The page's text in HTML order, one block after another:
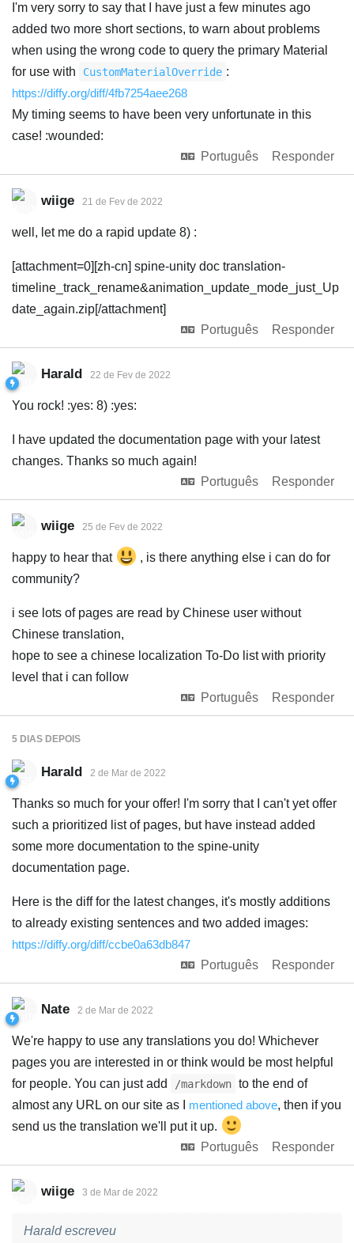
I'm very sorry to say that I have just a few minutes ago
added two more short sections, to warn about problems
when using the wrong code to query the primary Material
for use with
CustomMaterialOverride :
https://diffy.org/diff/4fb7254aee268
My timing seems to have been very unfortunate in this
case! :wounded:
Português
Responder
wiige 21 de Fev de 2022
well, let me do a rapid update 8) :
[attachment=0][zh-cn] spine-unity doc translation-
timeline_track_rename&animation_update_mode_just_Up
date_again.zip[/attachment]
Português
Responder
Harald 22 de Fev de 2022
You rock! :yes: 8) :yes:
I have updated the documentation page with your latest
changes. Thanks so much again!
Português
Responder
wiige 25 de Fev de 2022
happy to hear that
, is there anything else i can do for
community?
i see lots of pages are read by Chinese user without
Chinese translation,
hope to see a chinese localization To-Do list with priority
level that i can follow
Português
Responder
5 DIAS DEPOIS
Harald 2 de Mar de 2022
Thanks so much for your offer! I'm sorry that I can't yet offer
such a prioritized list of pages, but have instead added
some more documentation to the spine-unity
documentation page.
Here is the diff for the latest changes, it's mostly additions
to already existing sentences and two added images:
https://diffy.org/diff/ccbe0a63db847
Português
Responder
Nate 2 de Mar de 2022
We're happy to use any translations you do! Whichever
pages you are interested in or think would be most helpful
for people. You can just add
/markdown to the end of
almost any URL on our site as I mentioned above, then if you
send us the translation we'll put it up.
Português
Responder
wiige 3 de Mar de 2022
Harald escreveu